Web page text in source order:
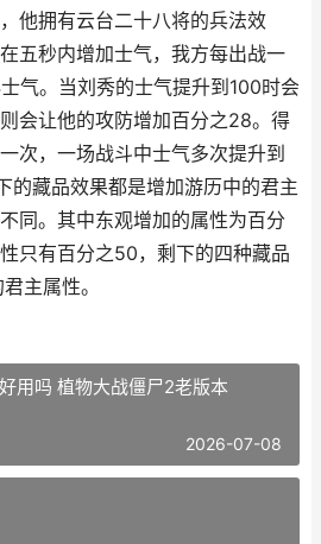
他拥有云台二十八将的兵法效
五秒内增加士气，我方每出战一
气。当刘秀的士气提升到100时会
会让他的攻防增加百分之28。得
次，一场战斗中士气多次提升到
的藏品效果都是增加游历中的君主
同。其中东观增加的属性为百分
只有百分之50，剩下的四种藏品
主属性。
用吗 植物大战僵尸2老版本
2026-07-08